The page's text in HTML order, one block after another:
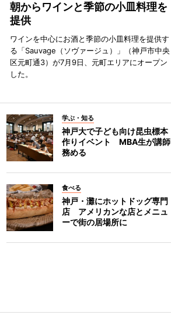
朝からワインと季節の小皿料理を
提供
ワインを中心にお酒と季節の小皿料理を提供す
る「Sauvage（ソヴァージュ）」（神戸市中央
区元町通3）が7月9日、元町エリアにオープン
した。
学ぶ・知る
神戸大で子ども向け昆虫標本
作りイベント MBA生が講師
務める
食べる
神戸・灘にホットドッグ専門
店 アメリカンな店とメニュ
ーで街の居場所に